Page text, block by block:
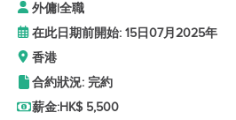
外傭|全職
在此日期前開始: 15日07月2025年
香港
合約狀況: 完約
薪金:HK$ 5,500